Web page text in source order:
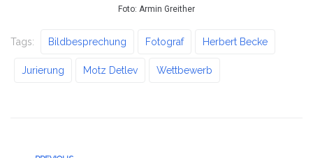
Foto: Armin Greither
Tags: Bildbesprechung Fotograf Herbert Becke
Jurierung Motz Detlev Wettbewerb